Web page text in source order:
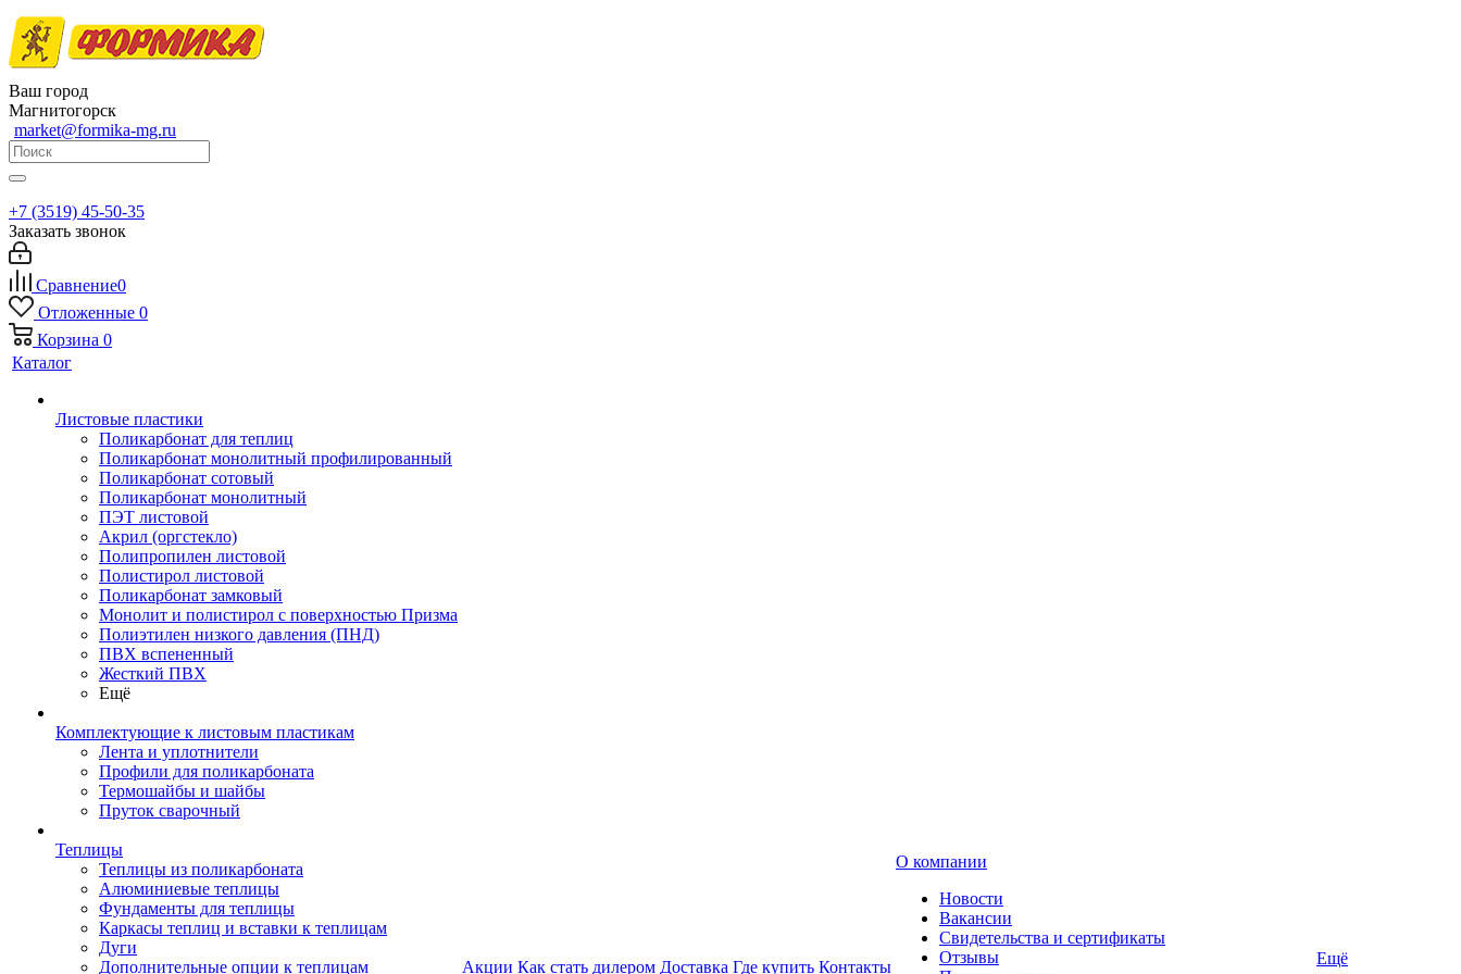
Ваш город
Магнитогорск
market@formika-mg.ru
+7 (3519) 45-50-35
Заказать звонок
Сравнение0
Отложенные 0
Корзина 0
Каталог
Листовые пластики
Поликарбонат для теплиц
Поликарбонат монолитный профилированный
Поликарбонат сотовый
Поликарбонат монолитный
ПЭТ листовой
Акрил (оргстекло)
Полипропилен листовой
Полистирол листовой
Поликарбонат замковый
Монолит и полистирол с поверхностью Призма
Полиэтилен низкого давления (ПНД)
ПВХ вспененный
Жесткий ПВХ
Ещё
Комплектующие к листовым пластикам
Лента и уплотнители
Профили для поликарбоната
Термошайбы и шайбы
Пруток сварочный
Теплицы
Теплицы из поликарбоната
Алюминиевые теплицы
Фундаменты для теплицы
Каркасы теплиц и вставки к теплицам
Дуги
Дополнительные опции к теплицам
Акции Как стать дилером Доставка Где купить Контакты
О компании
Новости
Вакансии
Свидетельства и сертификаты
Отзывы
Ещё